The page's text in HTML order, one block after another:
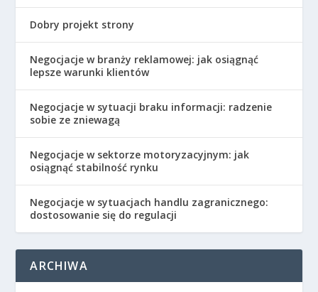
Dobry projekt strony
Negocjacje w branży reklamowej: jak osiągnąć
lepsze warunki klientów
Negocjacje w sytuacji braku informacji: radzenie
sobie ze zniewagą
Negocjacje w sektorze motoryzacyjnym: jak
osiągnąć stabilność rynku
Negocjacje w sytuacjach handlu zagranicznego:
dostosowanie się do regulacji
ARCHIWA